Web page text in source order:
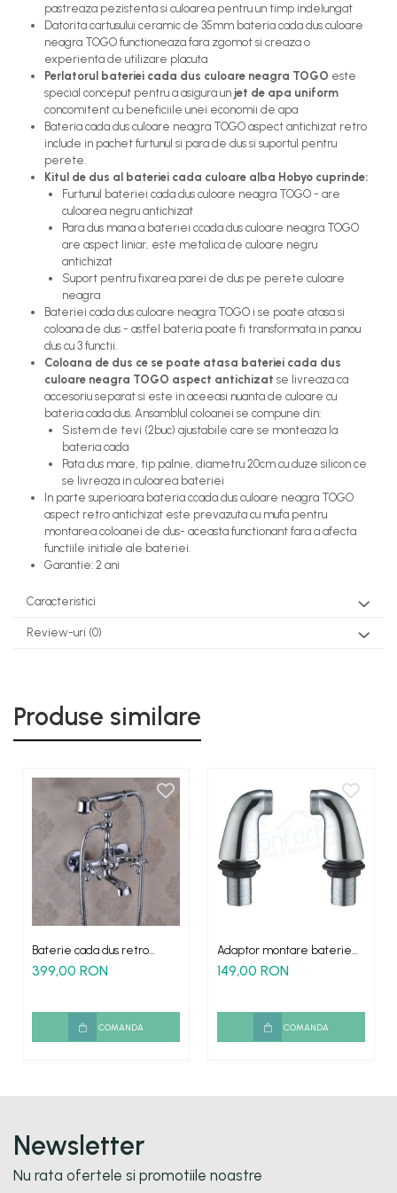
pastreaza pezistenta si culoarea pentru un timp indelungat
Datorita cartusului ceramic de 35mm bateria cada dus culoare
neagra TOGO functioneaza fara zgomot si creaza o
experienta de utilizare placuta
Perlatorul bateriei cada dus culoare neagra TOGO este
special conceput pentru a asigura un jet de apa uniform
concomitent cu beneficiile unei economii de apa
Bateria cada dus culoare neagra TOGO aspect antichizat retro
include in pachet furtunul si para de dus si suportul pentru
perete.
Kitul de dus al bateriei cada culoare alba Hobyo cuprinde:
Furtunul bateriei cada dus culoare neagra TOGO - are
culoarea negru antichizat
Para dus mana a bateriei ccada dus culoare neagra TOGO
are aspect liniar, este metalica de culoare negru
antichizat
Suport pentru fixarea parei de dus pe perete culoare
neagra
Bateriei cada dus culoare neagra TOGO i se poate atasa si
coloana de dus - astfel bateria poate fi transformata in panou
dus cu 3 functii.
Coloana de dus ce se poate atasa bateriei cada dus
culoare neagra TOGO aspect antichizat se livreaza ca
accesoriu separat si este in aceeasi nuanta de culoare cu
bateria cada dus. Ansamblul coloanei se compune din:
Sistem de tevi (2buc) ajustabile care se monteaza la
bateria cada
Pata dus mare, tip palnie, diametru 20cm cu duze silicon ce
se livreaza in culoarea bateriei
In parte superioara bateria ccada dus culoare neagra TOGO
aspect retro antichizat este prevazuta cu mufa pentru
montarea coloanei de dus- aceasta functionant fara a afecta
functiile initiale ale bateriei.
Garantie: 2 ani
Caracteristici
Review-uri (0)
Produse similare
Baterie cada dus retro
ARTICA furtun para incluse
399,00 RON
COMANDA
Adaptor montare baterie
pe cada - set 2 bucati
149,00 RON
COMANDA
Newsletter
Nu rata ofertele si promotiile noastre